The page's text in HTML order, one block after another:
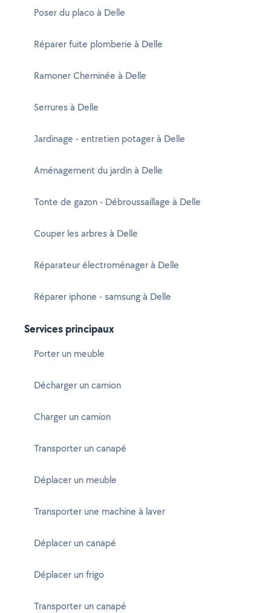
Poser du placo à Delle
Réparer fuite plomberie à Delle
Ramoner Cheminée à Delle
Serrures à Delle
Jardinage - entretien potager à Delle
Aménagement du jardin à Delle
Tonte de gazon - Débroussaillage à Delle
Couper les arbres à Delle
Réparateur électroménager à Delle
Réparer iphone - samsung à Delle
Services principaux
Porter un meuble
Décharger un camion
Charger un camion
Transporter un canapé
Déplacer un meuble
Transporter une machine à laver
Déplacer un canapé
Déplacer un frigo
Transporter un canapé